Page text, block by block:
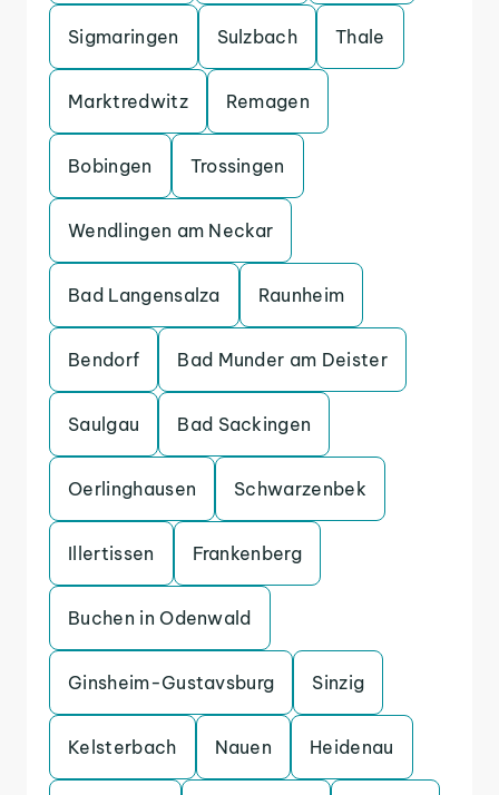
Sigmaringen Sulzbach Thale
Marktredwitz Remagen
Bobingen Trossingen
Wendlingen am Neckar
Bad Langensalza Raunheim
Bendorf Bad Munder am Deister
Saulgau Bad Sackingen
Oerlinghausen Schwarzenbek
Illertissen Frankenberg
Buchen in Odenwald
Ginsheim-Gustavsburg Sinzig
Kelsterbach Nauen Heidenau